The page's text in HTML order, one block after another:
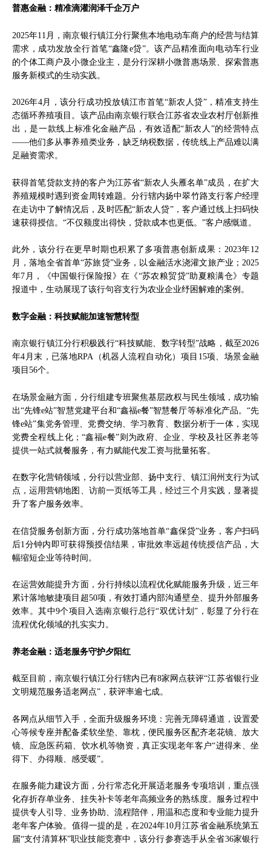
普惠金融：精准滴灌润泽千企万户
2025年11月，南京银行镇江分行聚焦本地电动车商户的经营与结算
需求，成功发放全行首笔“鑫隆e贷”。该产品精准面向电动车行业
的个体工商户及小微企业主，是分行深耕小微普惠场景、探索普惠
服务新模式的生动实践。
2026年4月，该分行成功投放镇江市首笔“新农人贷”，精准支持生
态循环养殖项目。该产品由南京银行联合江苏省农业农村厅创新推
出，是一款线上标准化金融产品，有效适配“新农人”的经营特点
——他们多从事养殖类业务，缺乏纳税数据，传统线上产品难以满
足融资需求。
获得首笔贷款支持的客户为江苏省“新农人头雁名单”成员，在扩大
养殖规模时遇到资金周转难题。分行辖内扬中翠竹路支行客户经理
在走访中了解情况后，及时匹配“新农人贷”，客户通过线上扫码快
速获得授信。“不仅额度出得快，贷款成本也更低。”客户感慨道。
此外，该分行在更早时期也积累了多项普惠创新成果：2023年12
月，落地全省首单“苏旅贷”业务，以金融活水浇灌文旅产业；2025
年7月，《中国银行保险报》在《“苏农粮贸贷”助夏粮满仓》专题
报道中，生动展现了该行句容支行为农业企业纾困解难的案例。
数字金融：科技赋能加速智慧转型
南京银行镇江分行积极践行“科技赋能、数字转型”战略，截至2026
年4月末，已落地RPA（机器人流程自动化）项目15项、场景金融
项目56个。
在场景金融方面，分行组建专班聚焦基层政权与民生领域，成功输
出“先锋e站”智慧党建平台和“鑫福e餐”智慧餐厅等标准化产品。“先
锋e站”集党务管理、党费交纳、学习教育、数据分析于一体，实现
党费全程线上化；“鑫福e餐”则为政府、企业、学校及社区养老等
提供一站式就餐服务，有力赋能代发工资与批量拓客。
在数字化营销领域，分行以营业部、扬中支行、镇江润州支行为试
点，运用营销地图、访前一页纸等工具，经过三个月实践，显著提
升了客户服务效率。
在信贷服务创新方面，分行成功落地首单“鑫保贷”业务，客户扫码
后1分钟内即可获得预授信结果，审批效率远超传统授信产品，大
幅缩短企业等待时间。
在运营效能提升方面，分行持续以流程优化赋能服务升级，近三年
累计落地敏捷项目超50项，有效打通内部沟通壁垒、提升外部服务
效率。其中9个项目入选南京银行总行“双优计划”，彰显了分行在
流程优化领域的扎实实力。
养老金融：适老服务守护夕阳红
截至目前，南京银行镇江分行辖内已有8家网点获评“江苏省银行业
文明规范服务适老网点”，获评率逾七成。
各网点从细节入手，全面升级服务环境：完善无障碍通道，设置爱
心等候专座并配备柔软坐垫、靠枕，便民服务区配齐老花镜、放大
镜、应急医药箱、饮水机等物资，真正实现老年客户“进得来、坐
得下、办得顺、感受暖”。
在服务能力建设方面，分行常态化开展适老服务专项培训，重点强
化存折存单业务、挂失补卡等老年高频业务的熟练度。服务过程中
提供专人引导、业务协助、流程陪伴，用温和态度和专业能力提升
老年客户体验。值得一提的是，在2024年10月江苏省金融系统第五
届“支付清算杯”职业技能竞赛中，该分行参赛选手从全省36家银行